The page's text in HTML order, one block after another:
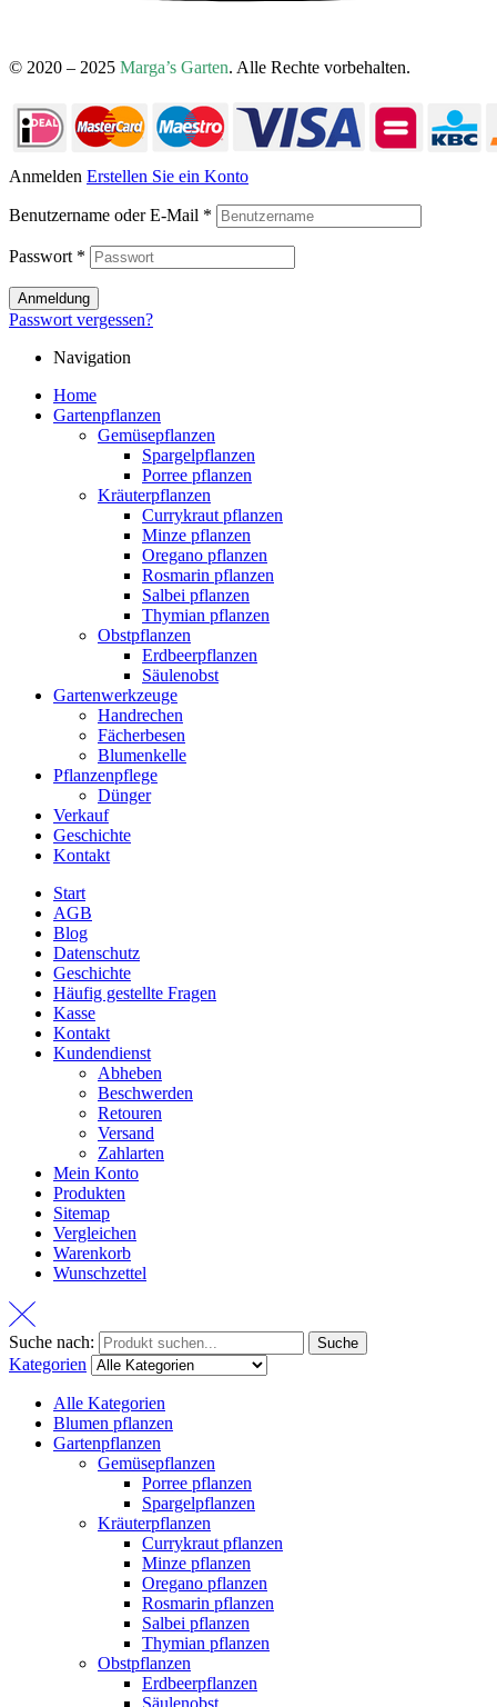
© 2020 – 2025 Marga’s Garten. Alle Rechte vorbehalten.
Anmelden Erstellen Sie ein Konto
Benutzername oder E-Mail *
Passwort *
Anmeldung
Passwort vergessen?
Navigation
Home
Gartenpflanzen
Gemüsepflanzen
Spargelpflanzen
Porree pflanzen
Kräuterpflanzen
Currykraut pflanzen
Minze pflanzen
Oregano pflanzen
Rosmarin pflanzen
Salbei pflanzen
Thymian pflanzen
Obstpflanzen
Erdbeerpflanzen
Säulenobst
Gartenwerkzeuge
Handrechen
Fächerbesen
Blumenkelle
Pflanzenpflege
Dünger
Verkauf
Geschichte
Kontakt
Start
AGB
Blog
Datenschutz
Geschichte
Häufig gestellte Fragen
Kasse
Kontakt
Kundendienst
Abheben
Beschwerden
Retouren
Versand
Zahlarten
Mein Konto
Produkten
Sitemap
Vergleichen
Warenkorb
Wunschzettel
Suche nach: Suche
Kategorien
Alle Kategorien
Blumen pflanzen
Gartenpflanzen
Gemüsepflanzen
Porree pflanzen
Spargelpflanzen
Kräuterpflanzen
Currykraut pflanzen
Minze pflanzen
Oregano pflanzen
Rosmarin pflanzen
Salbei pflanzen
Thymian pflanzen
Obstpflanzen
Erdbeerpflanzen